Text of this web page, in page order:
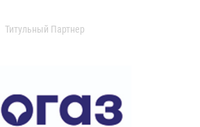
Титульный Партнер